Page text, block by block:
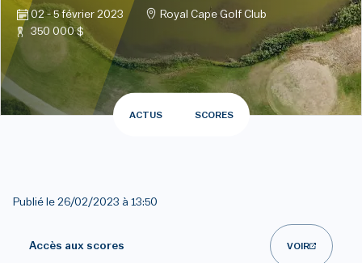
02 - 5 février 2023
Royal Cape Golf Club
350 000 $
ACTUS SCORES
Publié le 26/02/2023 à 13:50
Accès aux scores VOIR